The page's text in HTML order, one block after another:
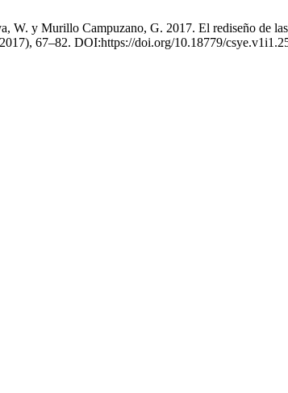
W. y Murillo Campuzano, G. 2017. El rediseño de
67–82. DOI:https://doi.org/10.18779/